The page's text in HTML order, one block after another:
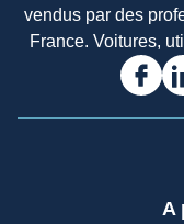
vendus par des
France. Voitures,
A